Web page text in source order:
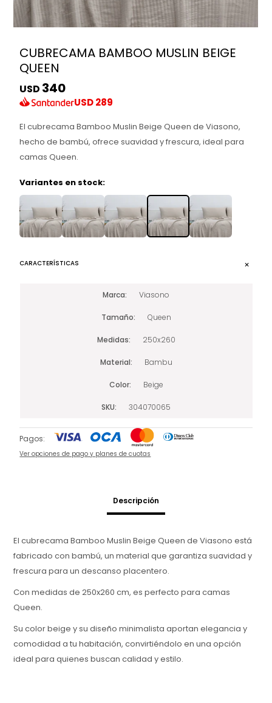
CUBRECAMA BAMBOO MUSLIN BEIGE
QUEEN
USD 340
USD289
El cubrecama Bamboo Muslin Beige Queen de Viasono,
hecho de bambú, ofrece suavidad y frescura, ideal para
camas Queen.
Variantes en stock:
CARACTERÍSTICAS
Marca Viasono
Tamaño Queen
Medidas 250x260
Material Bambu
Color Beige
SKU 304070065
Pagos:
Ver opciones de pago y planes de cuotas
Descripción
El cubrecama Bamboo Muslin Beige Queen de Viasono está
fabricado con bambú, un material que garantiza suavidad y
frescura para un descanso placentero.
Con medidas de 250x260 cm, es perfecto para camas
Queen.
Su color beige y su diseño minimalista aportan elegancia y
comodidad a tu habitación, convirtiéndolo en una opción
ideal para quienes buscan calidad y estilo.